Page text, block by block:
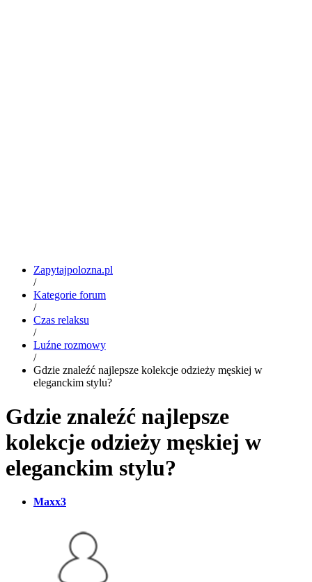
Zapytajpolozna.pl
/
Kategorie forum
/
Czas relaksu
/
Luźne rozmowy
/
Gdzie znaleźć najlepsze kolekcje odzieży męskiej w
eleganckim stylu?
Gdzie znaleźć najlepsze
kolekcje odzieży męskiej w
eleganckim stylu?
Maxx3